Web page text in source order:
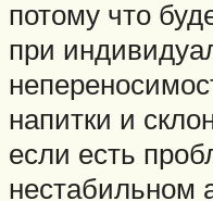
потому что
при
напитки и
если есть
нестабильном